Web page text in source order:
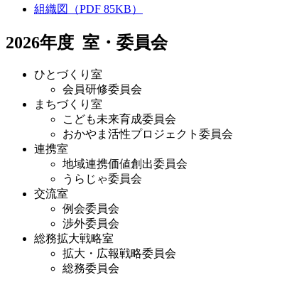
組織図 （PDF 85KB）
2026年度 室・委員会
ひとづくり室
会員研修委員会
まちづくり室
こども未来育成委員会
おかやま活性プロジェクト委員会
連携室
地域連携価値創出委員会
うらじゃ委員会
交流室
例会委員会
渉外委員会
総務拡大戦略室
拡大・広報戦略委員会
総務委員会